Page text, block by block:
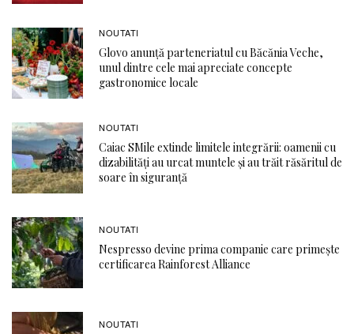
NOUTATI
Glovo anunță parteneriatul cu Băcănia Veche,
unul dintre cele mai apreciate concepte
gastronomice locale
NOUTATI
Caiac SMile extinde limitele integrării: oamenii cu
dizabilități au urcat muntele și au trăit răsăritul de
soare în siguranță
NOUTATI
Nespresso devine prima companie care primește
certificarea Rainforest Alliance
NOUTATI